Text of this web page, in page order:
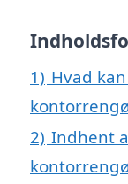
1) Hvad
2) Indhent